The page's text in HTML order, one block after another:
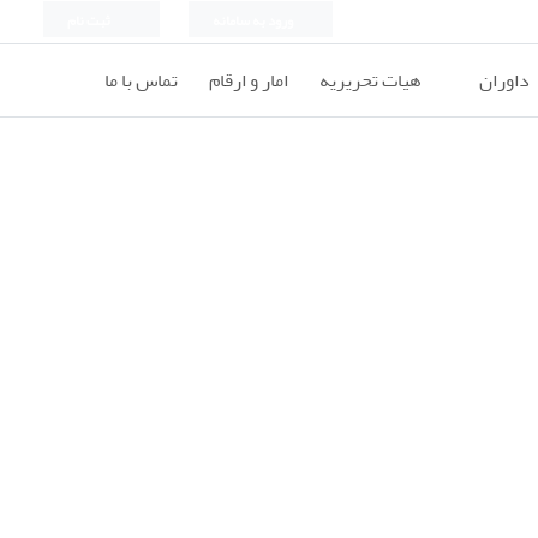
داوران هیات تحریریه امار و ارقام تماس با ما